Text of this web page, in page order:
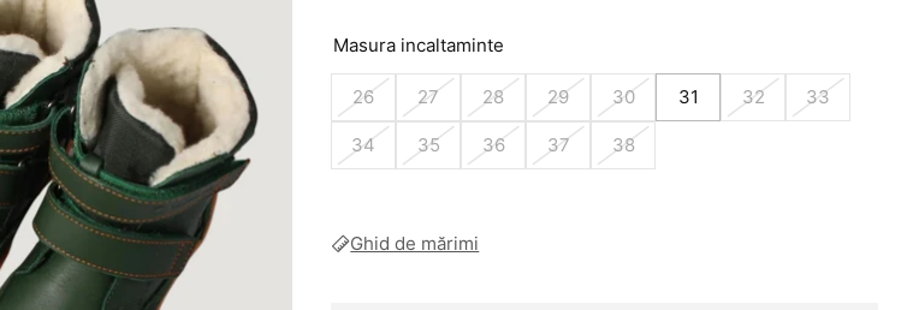
Masura incaltaminte
26 27 28 29 30 31 32 33
34 35 36 37 38
Ghid de mărimi